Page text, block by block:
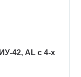
42, AL с 4-х